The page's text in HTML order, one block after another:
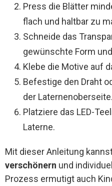
Press die Blätter
flach und haltbar zu
Schneide das
gewünschte Form
Klebe die Motive auf
Befestige den Draht
der Laternenoberseite.
Platziere das LED-
Laterne.
Mit dieser Anleitung
verschönern und
Prozess ermutigt auch